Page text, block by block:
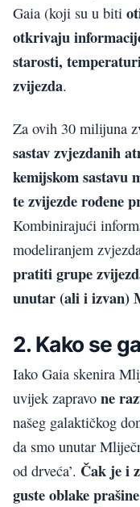
Gaia (koji su u biti
otkrivaju
starosti,
zvijezda.
Za ovih 30 milijuna
sastav zvjezdanih
kemijskom sastavu
te zvijezde rođene
Kombinirajući
modeliranjem
pratiti grupe
unutar (ali i izvan)
2. Kako se
Iako Gaia skenira
uvijek zapravo ne
našeg galaktičkog
da smo unutar
od drveća’. Čak je i
guste oblake